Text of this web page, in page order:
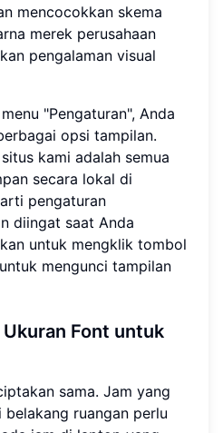
mencocokkan skema
merek perusahaan
pengalaman visual
"Pengaturan", Anda
opsi tampilan.
kami adalah semua
secara lokal di
pengaturan
diingat saat Anda
untuk mengklik tombol
untuk mengunci tampilan
Font untuk
sama. Jam yang
ruangan perlu